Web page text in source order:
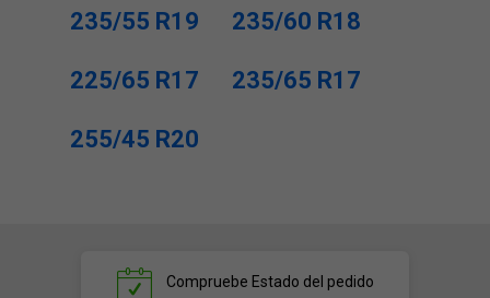
235/55 R19 235/60 R18
225/65 R17 235/65 R17
255/45 R20
Compruebe Estado del pedido